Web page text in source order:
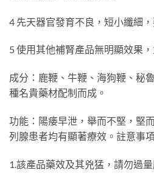
4 先天器官發育不良，短小纖細，
5 使用其他補腎產品無明顯效果
成分：鹿鞭、牛鞭、海狗鞭、秘
種名貴藥材配制而成。
功能：陽痿早泄，舉而不堅，堅
列腺患者均有顯著療效。註意事項
1.該產品藥效及其兇猛，請勿過量